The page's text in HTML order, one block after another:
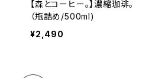
【森とコーヒー。】濃縮珈琲。
（瓶詰め/500ml)
¥2,490